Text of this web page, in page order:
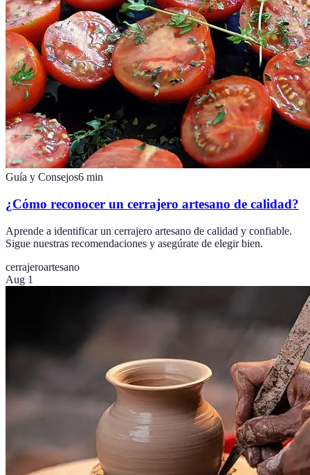
Guía y Consejos6 min
¿Cómo reconocer un cerrajero artesano de calidad?
Aprende a identificar un cerrajero artesano de calidad y confiable.
Sigue nuestras recomendaciones y asegúrate de elegir bien.
cerrajeroartesano
Aug 1